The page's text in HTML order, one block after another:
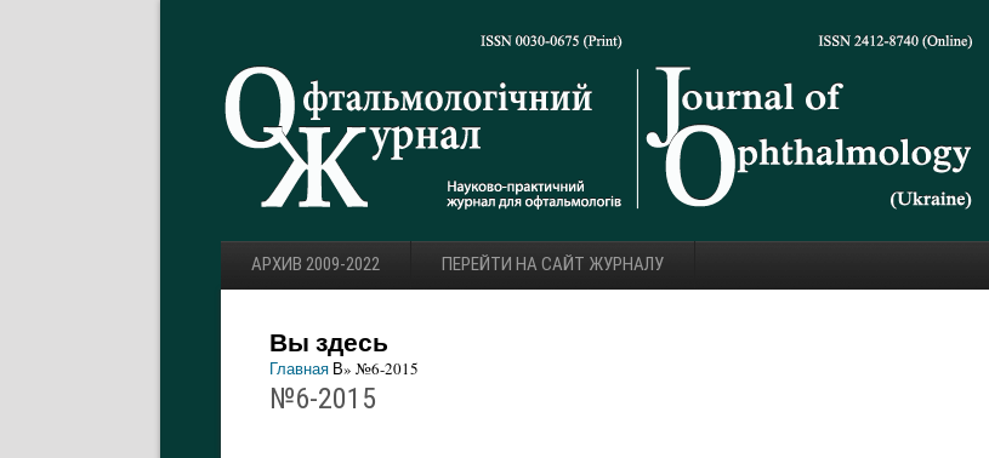
АРХИВ 2009-2022 ПЕРЕЙТИ НА САЙТ ЖУРНАЛУ
Вы здесь
Главная В» №6-2015
№6-2015